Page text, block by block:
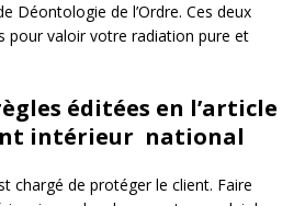
Déontologie de l’Ordre. Ces deux
pour valoir votre radiation pure et
éditées en l’article
intérieur national
chargé de protéger le client. Faire